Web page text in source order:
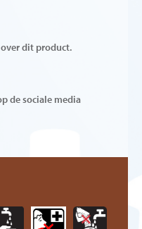
dit product.
de sociale media